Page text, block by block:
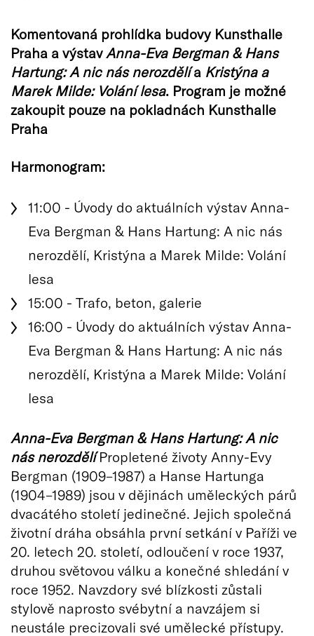
Komentovaná prohlídka budovy Kunsthalle
Praha a výstav Anna-Eva Bergman & Hans
Hartung: A nic nás nerozdělía Kristýna a
Marek Milde: Volání lesa. Program je možné
zakoupit pouze na pokladnách Kunsthalle
Praha
Harmonogram:
11:00 - Úvody do aktuálních výstav Anna-
Eva Bergman & Hans Hartung: A nic nás
nerozdělí, Kristýna a Marek Milde: Volání
lesa
15:00 - Trafo, beton, galerie
16:00 - Úvody do aktuálních výstav Anna-
Eva Bergman & Hans Hartung: A nic nás
nerozdělí, Kristýna a Marek Milde: Volání
lesa
Anna-Eva Bergman & Hans Hartung: A nic
nás nerozdělíPropletené životy Anny-Evy
Bergman (1909–1987) a Hanse Hartunga
(1904–1989) jsou v dějinách uměleckých párů
dvacátého století jedinečné. Jejich společná
životní dráha obsáhla první setkání v Paříži ve
20. letech 20. století, odloučení v roce 1937,
druhou světovou válku a konečné shledání v
roce 1952. Navzdory své blízkosti zůstali
stylově naprosto svébytní a navzájem si
neustále precizovali své umělecké přístupy.